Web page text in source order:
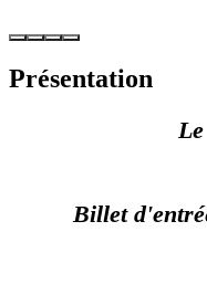
Présentation
Billet